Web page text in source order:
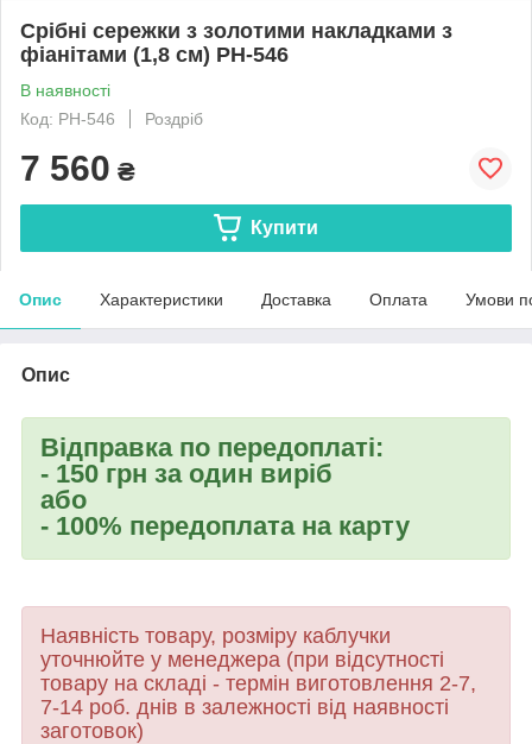
Срібні сережки з золотими накладками з
фіанітами (1,8 см) РН-546
В наявності
Код: РН-546
Роздріб
7 560 ₴
Купити
Опис Характеристики Доставка Оплата Умови
Опис
Відправка по передоплаті:
- 150 грн за один виріб
або
- 100% передоплата на карту
Наявність товару, розміру каблучки
уточнюйте у менеджера (при відсутності
товару на складі - термін виготовлення 2-7,
7-14 роб. днів в залежності від наявності
заготовок)